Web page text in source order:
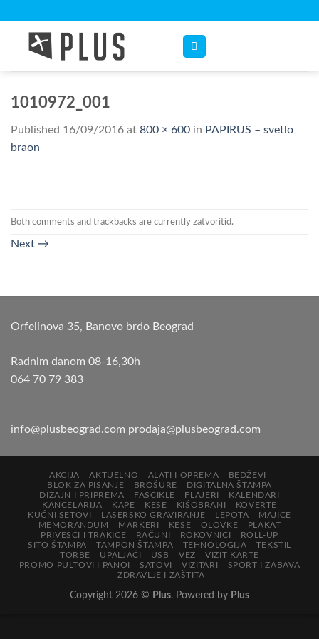
content
1010972_001
Published 16/09/2016 at 800 × 600 in PAPIRUS – svetlo
braon
Both comments and trackbacks are currently zatvoritid.
Next →
Orfelinova 35, Banovo brdo Beograd
Radnim danom 08-16,30h
064 70 79 383
info@plusbeograd.com prodaja@plusbeograd.com
AKCIJA AKTUELNO ALATI I OPREMA
BEDŽEVI
BLOK ZA PISANJE
BROŠURE
DIGITALNA ŠTAMPA
DIZAJN I PRIPREMA
FASCIKLE FLAJERI
KALENDARI
KANCELARIJA
KAPE KESE KIŠOBRANI
KOVERTE
KUĆNI SETOVI
LASERSKO GRAVIRANJE LEPOTA
MAJICE
MEMORANDUM
MARKERI KESE OLOVKE
PLAKAT
PRIVESCI I TRAKICE
RAČUNI ROKOVNICI
ROLL-UP
SITO ŠTAMPA
TAMPON ŠTAMPA TEHNOLOGIJA
TEKSTIL
TORBE
UPALJAČI USB VEZ
VIZIT KARTE
PROMO PULTOVI I PANOI
SATOVI VIZITARI
SPORT I ZABAVA
ZDRAVLJE I ZAŠTITA
Copyright 2026 © Plus. Powered by Plus